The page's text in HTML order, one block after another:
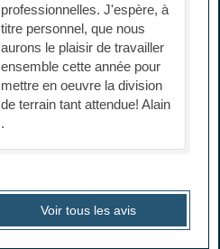
professionnelles. J'espère, à
titre personnel, que nous
aurons le plaisir de travailler
ensemble cette année pour
mettre en oeuvre la division
de terrain tant attendue! Alain
.
Voir tous les avis